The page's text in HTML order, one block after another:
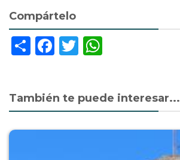
Compártelo
También te puede interesar...